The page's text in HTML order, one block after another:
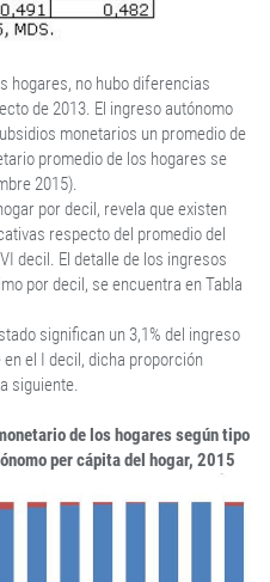
hogares, no hubo diferencias
de 2013. El ingreso autónomo
monetarios un promedio de
promedio de los hogares se
2015).
por decil, revela que existen
respecto del promedio del
decil. El detalle de los ingresos
por decil, se encuentra en Tabla
significan un 3,1% del ingreso
el I decil, dicha proporción
siguiente.
de los hogares según tipo
per cápita del hogar, 2015